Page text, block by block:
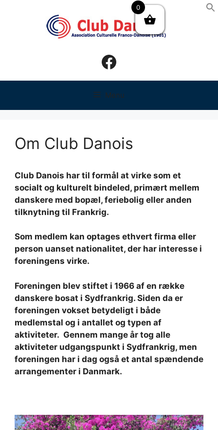
Facebook
Menu
Om Club Danois
Club Danois har til formål at virke som et
socialt og kulturelt bindeled, primært mellem
danskere med bopæl, feriebolig eller anden
tilknytning til Frankrig.
Som medlem kan optages ethvert firma eller
person uanset nationalitet, der har interesse i
foreningens virke.
Foreningen blev stiftet i 1966 af en række
danskere bosat i Sydfrankrig. Siden da er
foreningen vokset betydeligt i både
medlemstal og i antallet og typen af
aktiviteter. Gennem mange år tog alle
aktiviteter udgangspunkt i Sydfrankrig, men
foreningen har i dag også et antal spændende
arrangementer i Danmark.
0